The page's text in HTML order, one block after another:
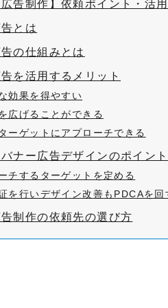
広告制作】依頼ポイント・活
とは
の仕組みとは
を活用するメリット
効果を得やすい
広げることができる
ーゲットにアプローチできる
ナー広告デザインのポイント
チするターゲットを定める
を行いデザイン改善もPDCAを回
制作の依頼先の選び方